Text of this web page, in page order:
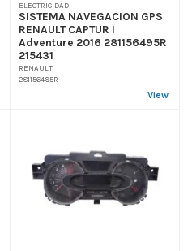
ELECTRICIDAD
SISTEMA NAVEGACION GPS
RENAULT CAPTUR I
Adventure 2016 281156495R
215431
RENAULT
281156495R
View